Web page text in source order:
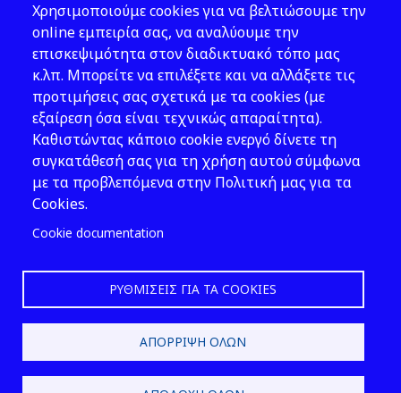
Νομοθεσία
Εκδόσεις
Νέα - Εκδηλώσεις
Ακολουθήστε μας
Χρησιμοποιούμε cookies για να βελτιώσουμε την
online εμπειρία σας, να αναλύουμε την
επισκεψιμότητα στον διαδικτυακό τόπο μας
κ.λπ. Μπορείτε να επιλέξετε και να αλλάξετε τις
προτιμήσεις σας σχετικά με τα cookies (με
εξαίρεση όσα είναι τεχνικώς απαραίτητα).
Καθιστώντας κάποιο cookie ενεργό δίνετε τη
συγκατάθεσή σας για τη χρήση αυτού σύμφωνα
με τα προβλεπόμενα στην Πολιτική μας για τα
Cookies.
Cookie documentation
ΡΥΘΜΊΣΕΙΣ ΓΙΑ ΤΑ COOKIES
ΑΠΌΡΡΙΨΗ ΌΛΩΝ
2026 © ΕΛ.ΙΝ.Υ.Α.Ε.
Design & Development by